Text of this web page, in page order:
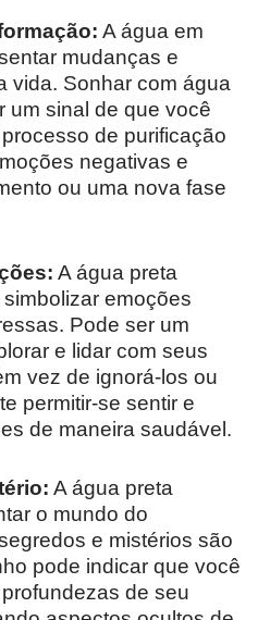
A água em
mudanças e
vida. Sonhar com água
um sinal de que você
de purificação
negativas e
ou uma nova fase
A água preta
emoções
Pode ser um
e lidar com seus
vez de ignorá-los ou
permitir-se sentir e
de maneira saudável.
A água preta
o mundo do
e mistérios são
pode indicar que você
de seu